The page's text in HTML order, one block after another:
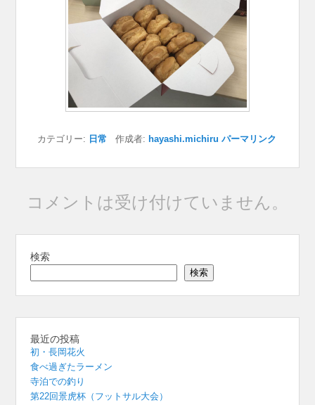
カテゴリー: 日常 作成者: hayashi.michiru パーマリンク
コメントは受け付けていません。
検索
検索
最近の投稿
初・長岡花火
食べ過ぎたラーメン
寺泊での釣り
第22回景虎杯（フットサル大会）